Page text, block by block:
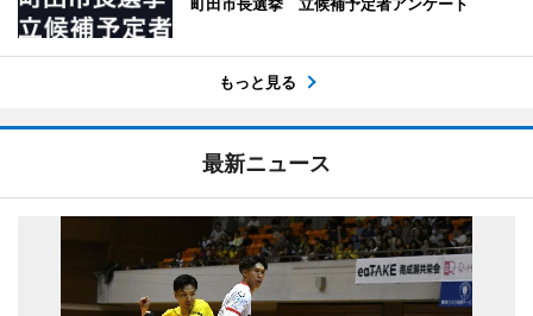
町田市長選挙 立候補予定者アンケート
もっと見る
最新ニュース